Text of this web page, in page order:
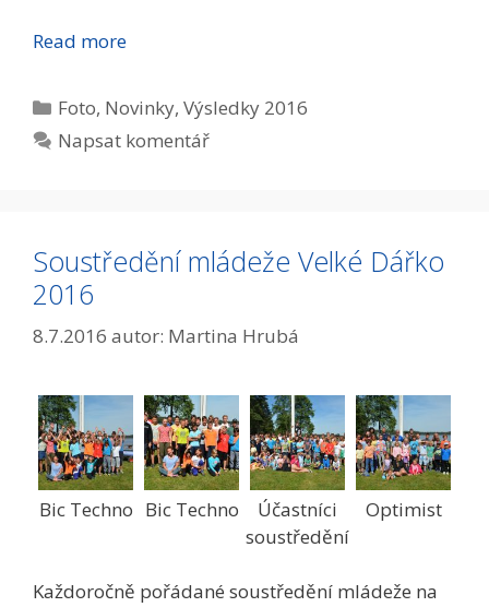
Read more
Rubriky
Foto, Novinky,Výsledky 2016
Napsat komentář
Soustředění mládeže Velké Dářko
2016
8.7.2016 autor: Martina Hrubá
Bic Techno Bic Techno
Účastníci
soustředění
Optimist
Každoročně pořádané soustředění mládeže na